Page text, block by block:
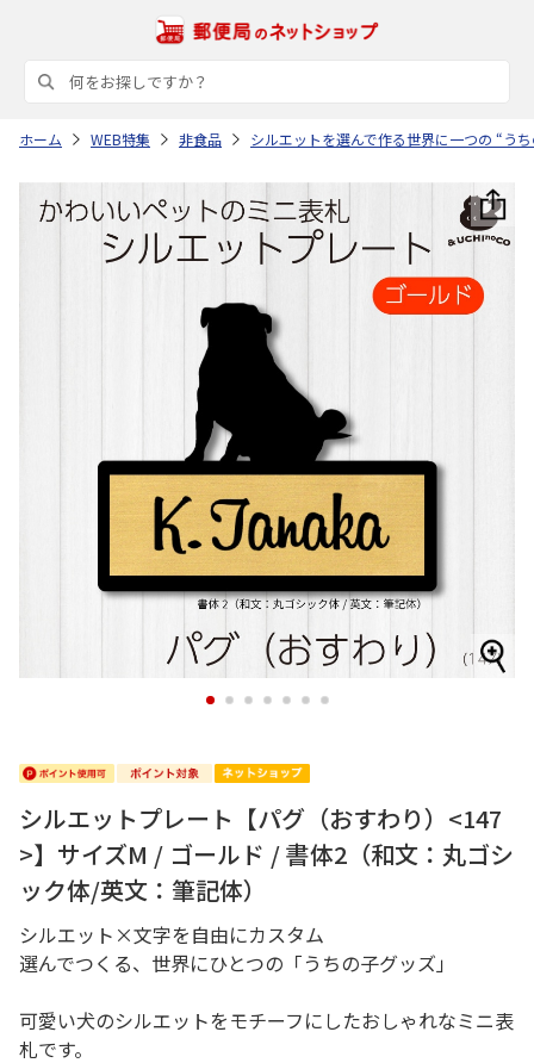
ホーム WEB特集 非食品 シルエットを選んで作る世界に一つの “う
1 2 3 4 5 6 7
シルエットプレート【パグ（おすわり）<147
>】サイズM / ゴールド / 書体2（和文：丸ゴシ
ック体/英文：筆記体）
シルエット×文字を自由にカスタム
選んでつくる、世界にひとつの「うちの子グッズ」
可愛い犬のシルエットをモチーフにしたおしゃれなミニ表
札です。